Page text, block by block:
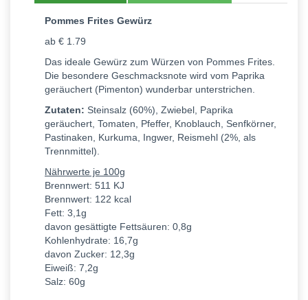
Pommes Frites Gewürz
ab € 1.79
Das ideale Gewürz zum Würzen von Pommes Frites.
Die besondere Geschmacksnote wird vom Paprika
geräuchert (Pimenton) wunderbar unterstrichen.
Zutaten: Steinsalz (60%), Zwiebel, Paprika
geräuchert, Tomaten, Pfeffer, Knoblauch, Senfkörner,
Pastinaken, Kurkuma, Ingwer, Reismehl (2%, als
Trennmittel).
Nährwerte je 100g
Brennwert: 511 KJ
Brennwert: 122 kcal
Fett: 3,1g
davon gesättigte Fettsäuren: 0,8g
Kohlenhydrate: 16,7g
davon Zucker: 12,3g
Eiweiß: 7,2g
Salz: 60g